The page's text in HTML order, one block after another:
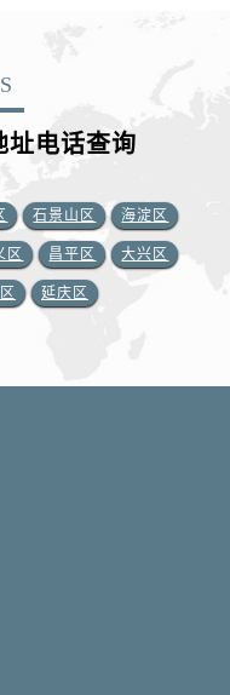
址电话查询
石景山区 海淀区
区 昌平区 大兴区
延庆区